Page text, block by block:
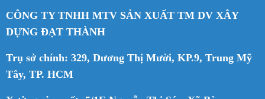
CÔNG TY TNHH MTV SẢN XUẤT TM DV XÂY
DỰNG ĐẠT THÀNH
Trụ sở chính: 329, Dương Thị Mười, KP.9, Trung Mỹ
Tây, TP. HCM